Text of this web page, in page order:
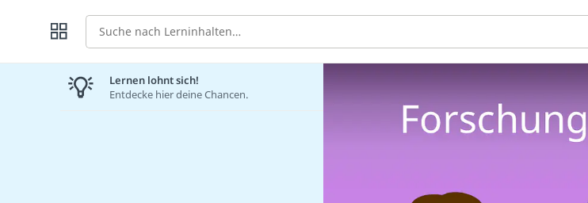
Suche
Lernen lohnt sich!
Entdecke hier deine Chancen.